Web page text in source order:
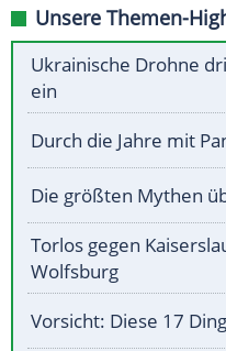
Unsere Themen-
Ukrainische Drohne
ein
Durch die Jahre mit
Die größten Mythen
Torlos gegen
Wolfsburg
Vorsicht: Diese 17